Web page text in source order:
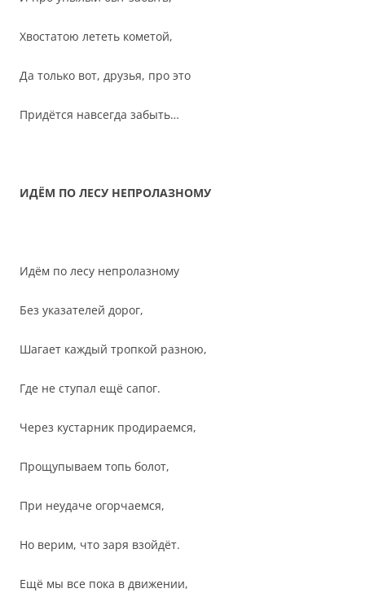
Хвостатою лететь кометой,
Да только вот, друзья, про это
Придётся навсегда забыть…
ИДЁМ ПО ЛЕСУ НЕПРОЛАЗНОМУ
Идём по лесу непролазному
Без указателей дорог,
Шагает каждый тропкой разною,
Где не ступал ещё сапог.
Через кустарник продираемся,
Прощупываем топь болот,
При неудаче огорчаемся,
Но верим, что заря взойдёт.
Ещё мы все пока в движении,